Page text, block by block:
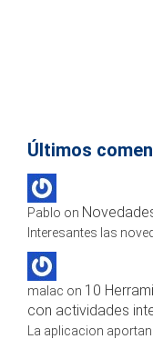
Últimos
Pablo on
Interesantes las
malac on 10
con actividades
La aplicacion